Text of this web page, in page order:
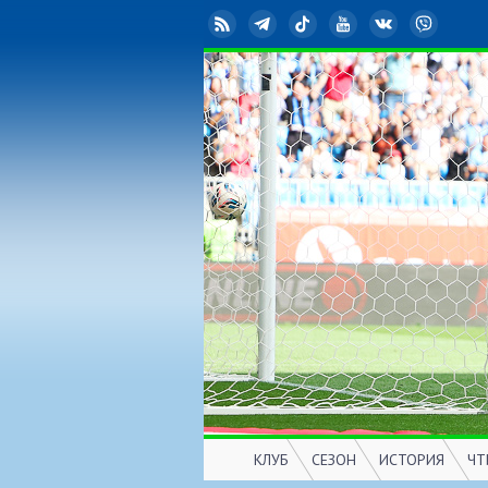
RSS TelegramTikTok YouTubeВКонтакте
КЛУБ
СЕЗОН
ИСТОРИЯ